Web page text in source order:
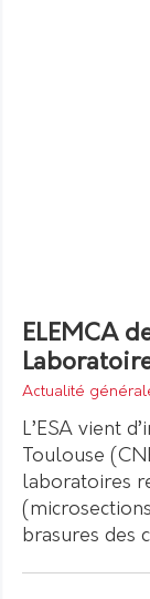
ELEMCA
Actualité
L’ESA vient
Toulouse
laboratoires
brasures des